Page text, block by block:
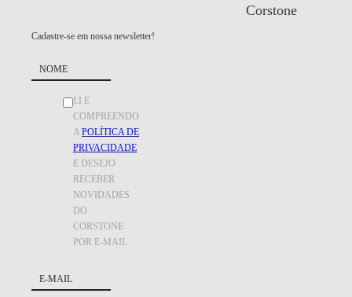
Corstone
Cadastre-se em nossa newsletter!
LI E
COMPREENDO
A POLÍTICA DE
PRIVACIDADE
E DESEJO
RECEBER
NOVIDADES
DO
CORSTONE
POR E-MAIL